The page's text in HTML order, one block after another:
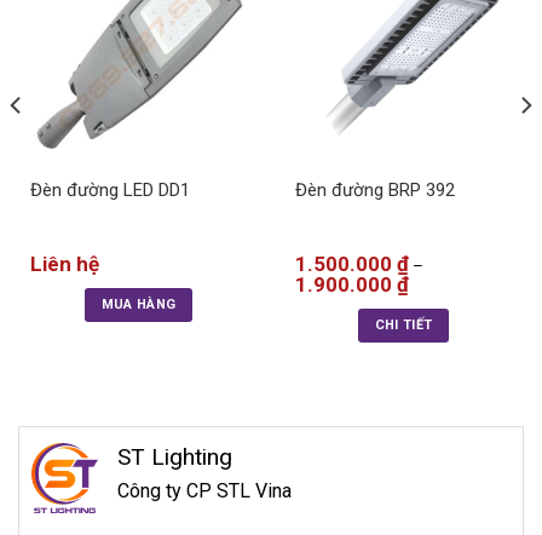
Đèn đường LED DD1
Liên hệ
MUA HÀNG
Đèn đường BRP 392
1.500.000 ₫–
1.900.000 ₫
CHI TIẾT
ST Lighting
Công ty CP STL Vina